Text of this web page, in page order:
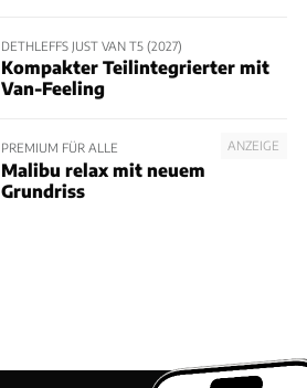
DETHLEFFS JUST VAN T5 (2027)
Kompakter Teilintegrierter mit
Van-Feeling
ANZEIGE
PREMIUM FÜR ALLE
Malibu relax mit neuem
Grundriss